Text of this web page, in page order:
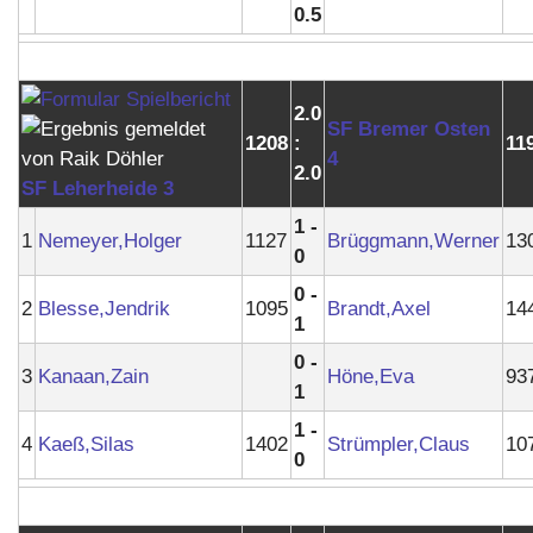
0.5
SF Leherheide 3
1208
2.0
:
2.0
SF Bremer Osten
4
1 Nemeyer,Holger 1127
1 -
0
Brüggmann,Werner
2 Blesse,Jendrik 1095
0 -
1
Brandt,Axel
3 Kanaan,Zain
0 -
1
Höne,Eva
4 Kaeß,Silas 1402
1 -
0
Strümpler,Claus